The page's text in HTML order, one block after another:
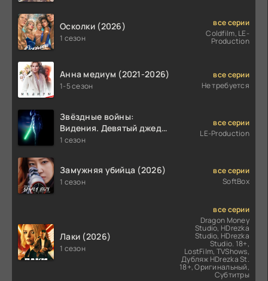
Осколки (2026)
1 сезон
все серии
Coldfilm, LE-
Production
Анна медиум (2021-2026)
1-5 сезон
все серии
Не требуется
Звёздные войны:
Видения. Девятый джедай
(2026)
1 сезон
все серии
LE-Production
Замужняя убийца (2026)
1 сезон
все серии
SoftBox
Лаки (2026)
1 сезон
все серии
Dragon Money
Studio, HDrezka
Studio, HDrezka
Studio. 18+,
LostFilm, TVShows,
Дубляж HDrezka St.
18+, Оригинальный,
Субтитры